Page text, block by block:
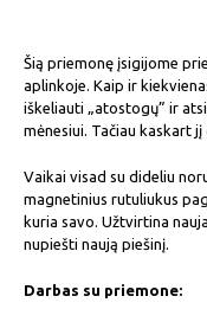
Šią priemonę įsigijome
aplinkoje. Kaip ir
iškeliauti „atostogų” ir
mėnesiui. Tačiau kaskart
Vaikai visad su dideliu
magnetinius rutuliukus
kuria savo. Užtvirtina
nupiešti naują piešinį.
Darbas su priemone: